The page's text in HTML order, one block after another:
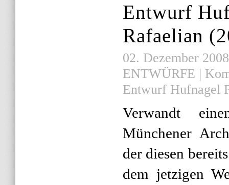
Entwurf
Rafaelian
02. Dezember
ENTWÜRFE |
Entwurf Hufnagel
Verwandt
Münchener
der diesen
dem jetzigen